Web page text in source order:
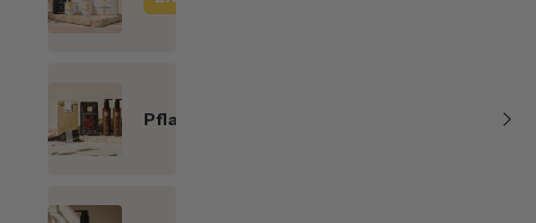
Pflanzenhaarfarben